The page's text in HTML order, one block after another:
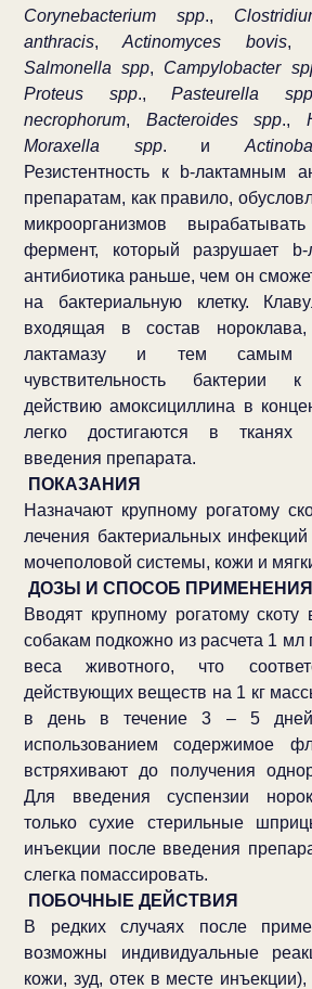
Corynebacterium spp.,
anthracis,Actinomyces bovis,
Salmonella spp, Campylobacter
Proteus spp., Pasteurella spp
necrophorum, Bacteroides spp.,
Moraxella spp. и
Резистентность к b-лактамным
препаратам, как правило,
микроорганизмов
фермент, который разрушает b-
антибиотика раньше, чем он
на бактериальную клетку.
входящая в состав нороклава,
лактамазу и тем самым
чувствительность бактерии к
действию амоксициллина в
легко достигаются в тканях
введения препарата.
ПОКАЗАНИЯ
Назначают крупному рогатому
лечения бактериальных
мочеполовой системы, кожи и
ДОЗЫ И СПОСОБ ПРИМЕНЕНИЯ
Вводят крупному рогатому
собакам подкожно из расчета 1 мл
веса животного, что
действующих веществ на 1 кг
в день в течение 3 – 5
использованием содержимое
встряхивают до получения
Для введения суспензии
только сухие стерильные
инъекции после введения
слегка помассировать.
ПОБОЧНЫЕ ДЕЙСТВИЯ
В редких случаях после
возможны индивидуальные
кожи, зуд, отек в месте